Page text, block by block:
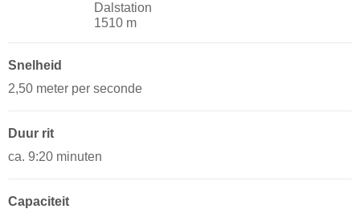
Dalstation
1510 m
Snelheid
2,50 meter per seconde
Duur rit
ca. 9:20 minuten
Capaciteit